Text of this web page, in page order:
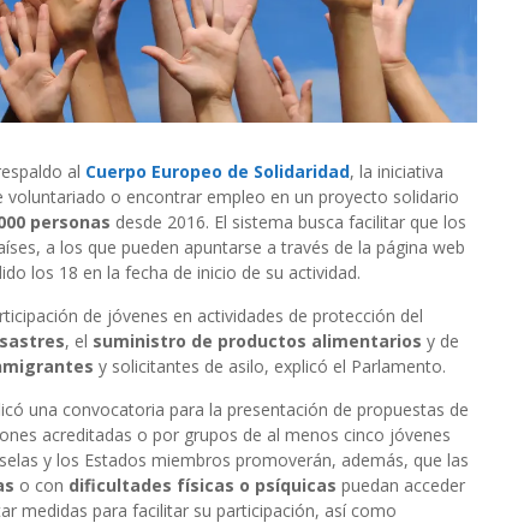
al Cuerpo Europeo de Solidaridad, la iniciativa
o encontrar empleo en un proyecto solidario
personas desde 2016. El sistema busca facilitar que los
a los que pueden apuntarse a través de la página web
los 18 en la fecha de inicio de su actividad.
de jóvenes en actividades de protección del
, el suministro de productos alimentarios y de
y solicitantes de asilo, explicó el Parlamento.
una convocatoria para la presentación de propuestas de
acreditadas o por grupos de al menos cinco jóvenes
y los Estados miembros promoverán, además, que las
o con dificultades físicas o psíquicas puedan acceder
medidas para facilitar su participación, así como